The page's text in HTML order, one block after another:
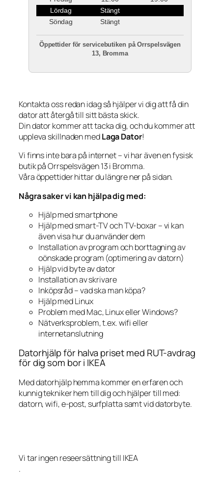
Lördag
Stängt
Söndag
Stängt
Öppettider för servicebutiken på Orrspelsvägen
13, Bromma
Kontakta oss redan idag så hjälper vi dig att få din
dator att återgå till sitt bästa skick.
Din dator kommer att tacka dig, och du kommer att
uppleva skillnaden medLaga Dator!
Vi finns inte bara på internet – vi har även en fysisk
butik på Orrspelsvägen 13 i Bromma.
Våra öppettider hittar du längre ner på sidan.
Några saker vi kan hjälpa dig med:
Hjälp med smartphone
Hjälp med smart-TV och TV-boxar – vi kan
även visa hur du använder dem
Installation av program och borttagning av
oönskade program (optimering av datorn)
Hjälp vid byte av dator
Installation av skrivare
Inköpsråd – vad ska man köpa?
Hjälp med Linux
Problem med Mac, Linux eller Windows?
Nätverksproblem, t.ex. wifi eller
internetanslutning
Datorhjälp för halva priset med RUT-avdrag
för dig som bor i IKEA
Med datorhjälp hemma kommer en erfaren och
kunnig tekniker hem till dig och hjälper till med:
datorn, wifi, e-post, surfplatta samt vid datorbyte.
Vi tar ingen reseersättning till IKEA
.